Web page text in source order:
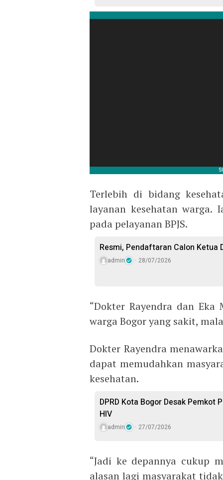
Terlebih di bidang
layanan kesehatan warga.
pada pelayanan BPJS.
Resmi, Pendaftaran Calon Ketua
admin 28/07/2026
“Dokter Rayendra dan
warga Bogor yang sakit,
Dokter Rayendra
dapat memudahkan
kesehatan.
DPRD Kota Bogor Desak Pemkot
HIV
admin 27/07/2026
“Jadi ke depannya cukup
alasan lagi masyarakat